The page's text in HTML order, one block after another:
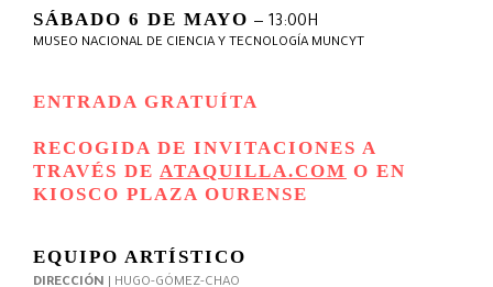
SÁBADO 6 DE MAYO — 13:00H
MUSEO NACIONAL DE CIENCIA Y TECNOLOGÍA MUNCYT
ENTRADA GRATUÍTA
RECOGIDA DE INVITACIONES A
TRAVÉS DE ATAQUILLA.COM O EN
KIOSCO PLAZA OURENSE
EQUIPO ARTÍSTICO
DIRECCIÓN | HUGO-GÓMEZ-CHAO